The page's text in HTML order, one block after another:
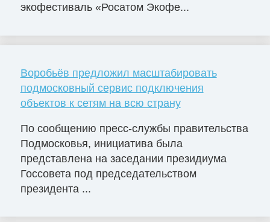
экофестиваль «Росатом Экофе...
Воробьёв предложил масштабировать
подмосковный сервис подключения
объектов к сетям на всю страну
По сообщению пресс-службы правительства
Подмосковья, инициатива была
представлена на заседании президиума
Госсовета под председательством
президента ...